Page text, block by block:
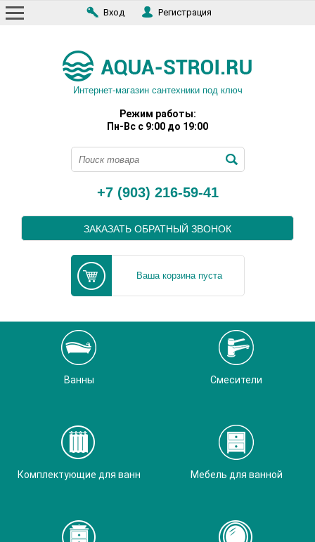
Вход Регистрация
Интернет-магазин сантехники под ключ
Режим работы:
Пн-Вс с 9:00 до 19:00
+7 (903) 216-59-41
ЗАКАЗАТЬ ОБРАТНЫЙ ЗВОНОК
Ваша корзина пуста
Ванны Смесители
Комплектующие для ванн Мебель для ванной